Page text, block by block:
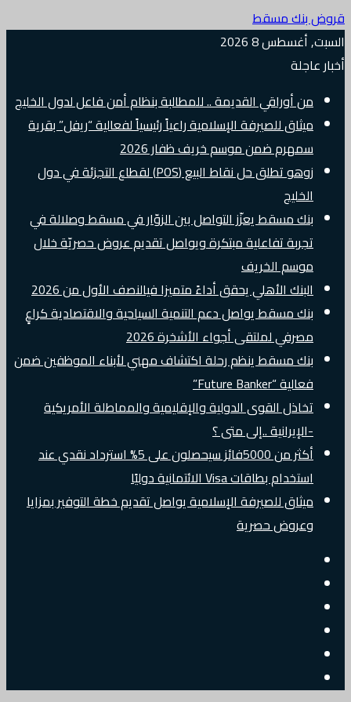
قروض بنك مسقط
السبت, أغسطس 8 2026
أخبار عاجلة
من أوراقي القديمة .. للمطالبة بنظام أمن فاعل لدول الخليج
ميثاق للصيرفة الإسلامية راعياً رئيسياً لفعالية “ريفل” بقرية
سمهرم ضمن موسم خريف ظفار 2026
زوهو تطلق حل نقاط البيع (POS) لقطاع التجزئة في دول
الخليج
بنك مسقط يعزّز التواصل بين الزوّار في مسقط وصلالة في
تجربة تفاعلية مبتكرة ويواصل تقديم عروض حصريّة خلال
موسم الخريف
البنك الأهلي يحقق أداءً متميزا فيالنصف الأول من 2026
بنك مسقط يواصل دعم التنمية السياحية والاقتصادية كراعٍ
مصرفي لملتقى أجواء الأشخرة 2026
بنك مسقط ينظم رحلة اكتشاف مهني لأبناء الموظفين ضمن
فعالية “Future Banker”
تخاذل القوى الدولية والإقليمية والمماطلة الأمريكية
-الإيرانية ..إلى متى ؟
أكثر من 5000فائز سيحصلون على 5% استرداد نقدي عند
استخدام بطاقات Visa الائتمانية دوليًا
ميثاق للصيرفة الإسلامية يواصل تقديم خطة التوفير بمزايا
وعروض حصرية